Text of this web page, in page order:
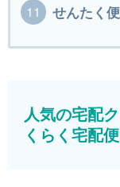
せんたく
人気の宅配
くらく宅配